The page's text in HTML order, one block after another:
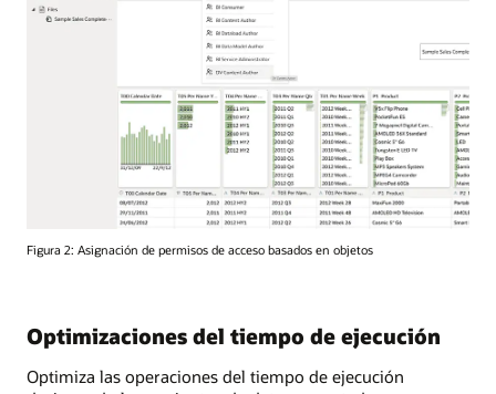
Figura 2: Asignación de permisos de acceso basados en objetos
Optimizaciones del tiempo de ejecución
Optimiza las operaciones del tiempo de ejecución